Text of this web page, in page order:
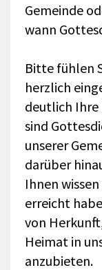
Gemeinde
wann
Bitte fühlen
herzlich
deutlich Ihre
sind
unserer
darüber
Ihnen
erreicht
von
Heimat in
anzubieten.